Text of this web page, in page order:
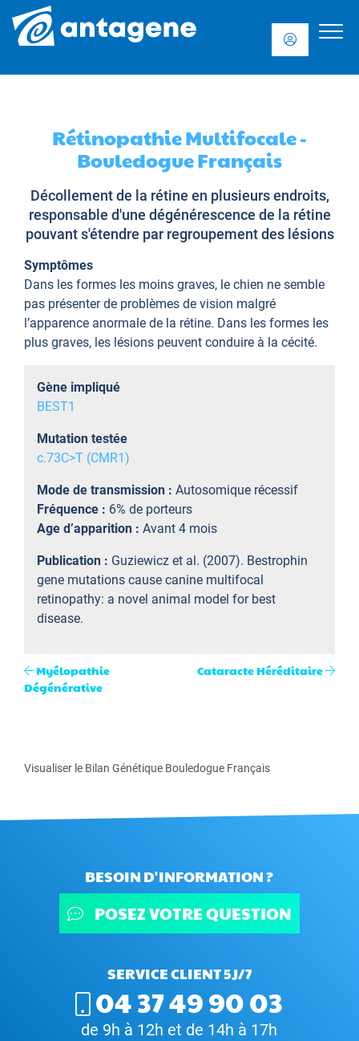
Rétinopathie Multifocale -
Bouledogue Français
Décollement de la rétine en plusieurs endroits,
responsable d'une dégénérescence de la rétine
pouvant s'étendre par regroupement des lésions
Symptômes
Dans les formes les moins graves, le chien ne semble
pas présenter de problèmes de vision malgré
l’apparence anormale de la rétine. Dans les formes les
plus graves, les lésions peuvent conduire à la cécité.
Gène impliqué
BEST1
Mutation testée
c.73C>T (CMR1)
Mode de transmission : Autosomique récessif
Fréquence : 6% de porteurs
Age d’apparition : Avant 4 mois
Publication : Guziewicz et al. (2007). Bestrophin
gene mutations cause canine multifocal
retinopathy: a novel animal model for best
disease.
Myélopathie
Dégénérative
Cataracte Héréditaire
Visualiser le Bilan Génétique Bouledogue Français
BESOIN D'INFORMATION ?
POSEZ VOTRE QUESTION
SERVICE CLIENT 5J/7
04 37 49 90 03
de 9h à 12h et de 14h à 17h